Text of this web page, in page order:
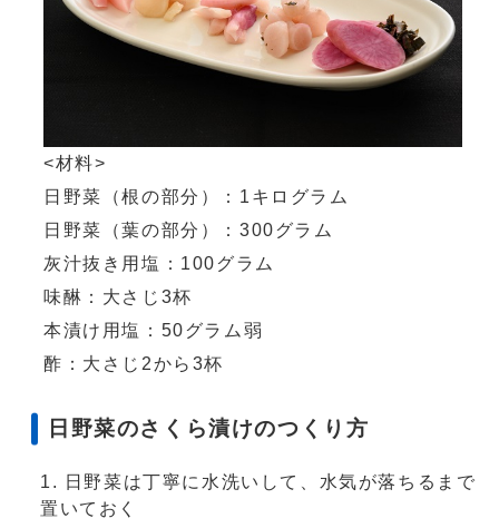
<材料>
日野菜（根の部分）：1キログラム
日野菜（葉の部分）：300グラム
灰汁抜き用塩：100グラム
味醂：大さじ3杯
本漬け用塩：50グラム弱
酢：大さじ2から3杯
日野菜のさくら漬けのつくり方
日野菜は丁寧に水洗いして、水気が落ちるまで
置いておく